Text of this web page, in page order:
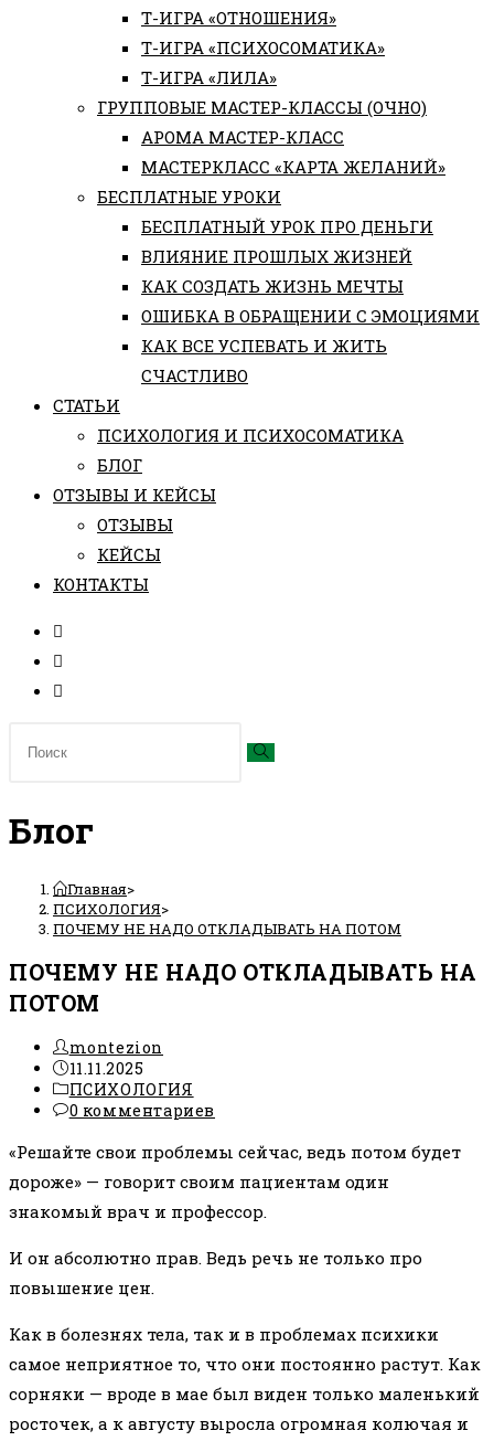
Т-ИГРА «ОТНОШЕНИЯ»
Т-ИГРА «ПСИХОСОМАТИКА»
Т-ИГРА «ЛИЛА»
ГРУППОВЫЕ МАСТЕР-КЛАССЫ (ОЧНО)
АРОМА МАСТЕР-КЛАСС
МАСТЕРКЛАСС «КАРТА ЖЕЛАНИЙ»
БЕСПЛАТНЫЕ УРОКИ
БЕСПЛАТНЫЙ УРОК ПРО ДЕНЬГИ
ВЛИЯНИЕ ПРОШЛЫХ ЖИЗНЕЙ
КАК СОЗДАТЬ ЖИЗНЬ МЕЧТЫ
ОШИБКА В ОБРАЩЕНИИ С ЭМОЦИЯМИ
КАК ВСЕ УСПЕВАТЬ И ЖИТЬ
СЧАСТЛИВО
СТАТЬИ
ПCИХОЛОГИЯ И ПСИХОСОМАТИКА
БЛОГ
ОТЗЫВЫ И КЕЙСЫ
ОТЗЫВЫ
КЕЙСЫ
КОНТАКТЫ
Блог
Главная>
ПСИХОЛОГИЯ>
ПОЧЕМУ НЕ НАДО ОТКЛАДЫВАТЬ НА ПОТОМ
ПОЧЕМУ НЕ НАДО ОТКЛАДЫВАТЬ НА
ПОТОМ
Автор
записи:
montezion
Запись
опубликована:
11.11.2025
Рубрика
записи:
ПСИХОЛОГИЯ
Комментарии
записи:
0 комментариев
«Решайте свои проблемы сейчас, ведь потом будет
дороже» — говорит своим пациентам один
знакомый врач и профессор.
И он абсолютно прав. Ведь речь не только про
повышение цен.
Как в болезнях тела, так и в проблемах психики
самое неприятное то, что они постоянно растут. Как
сорняки — вроде в мае был виден только маленький
росточек, а к августу выросла огромная колючая и